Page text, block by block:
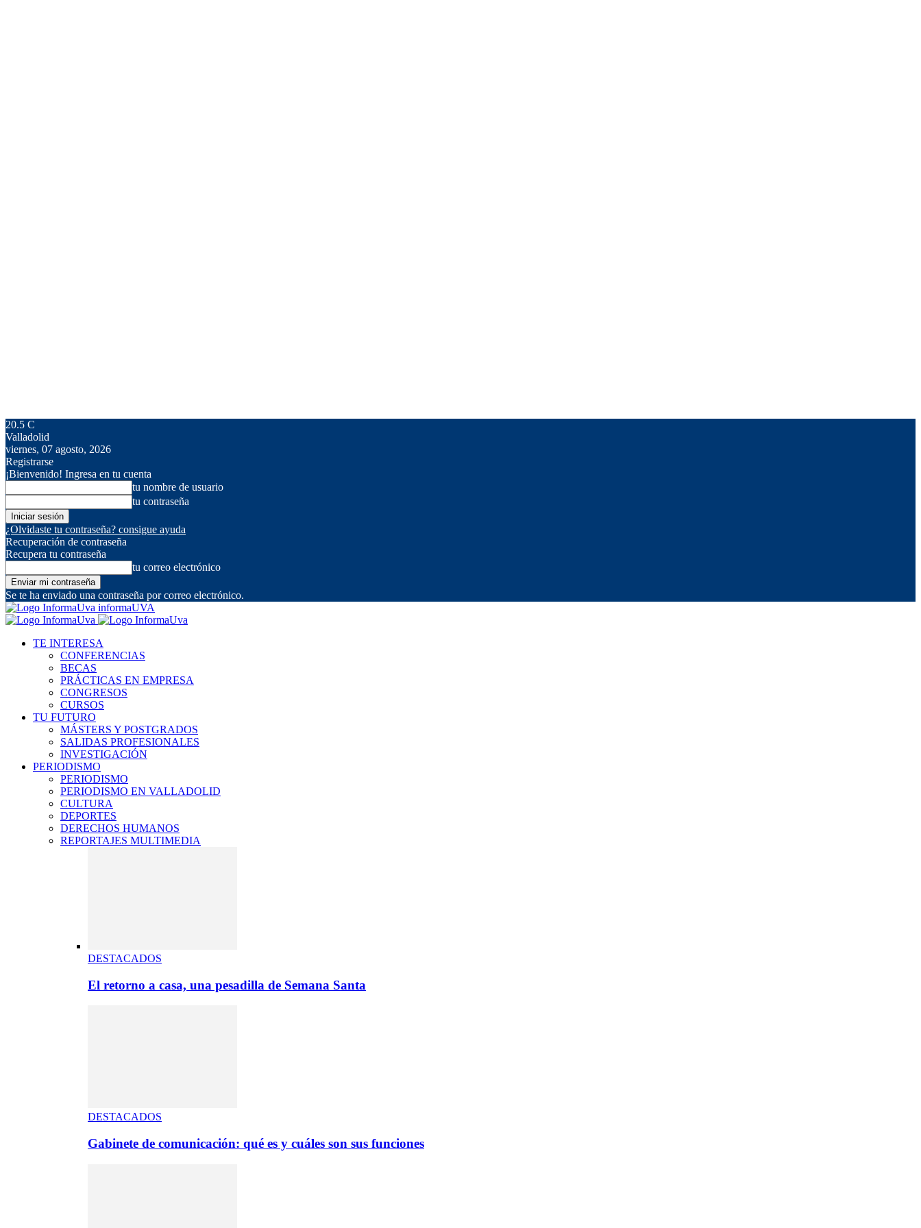
20.5 C
Valladolid
viernes, 07 agosto, 2026
Registrarse
¡Bienvenido! Ingresa en tu cuenta
tu nombre de usuario
tu contraseña
¿Olvidaste tu contraseña? consigue ayuda
Recuperación de contraseña
Recupera tu contraseña
tu correo electrónico
Se te ha enviado una contraseña por correo electrónico.
informaUVA
TE INTERESA
CONFERENCIAS
BECAS
PRÁCTICAS EN EMPRESA
CONGRESOS
CURSOS
TU FUTURO
MÁSTERS Y POSTGRADOS
SALIDAS PROFESIONALES
INVESTIGACIÓN
PERIODISMO
PERIODISMO
PERIODISMO EN VALLADOLID
CULTURA
DEPORTES
DERECHOS HUMANOS
REPORTAJES MULTIMEDIA
DESTACADOS
El retorno a casa, una pesadilla de Semana Santa
DESTACADOS
Gabinete de comunicación: qué es y cuáles son sus funciones